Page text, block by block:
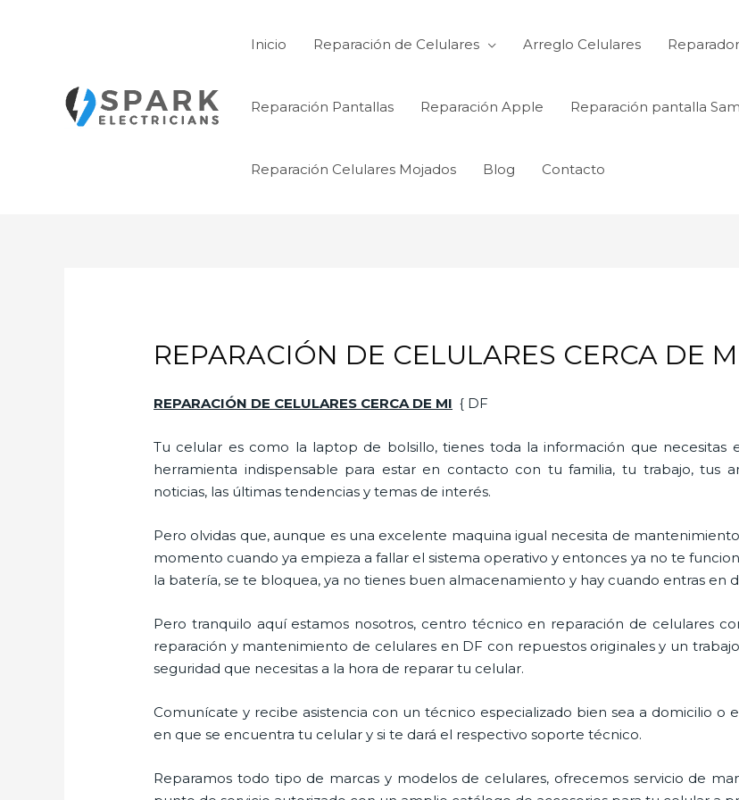
Inicio Reparación de Celulares Arreglo Celulares
Reparación Pantallas Reparación Apple Reparación pantalla
Reparación Celulares Mojados Blog Contacto
REPARACIÓN DE CELULARES CERCA DE
REPARACIÓN DE CELULARES CERCA DE MI { DF
Tu celular es como la laptop de bolsillo, tienes toda la información que
herramienta indispensable para estar en contacto con tu familia, tu trabajo, tus
noticias, las últimas tendencias y temas de interés.
Pero olvidas que, aunque es una excelente maquina igual necesita de
momento cuando ya empieza a fallar el sistema operativo y entonces ya no te
la batería, se te bloquea, ya no tienes buen almacenamiento y hay cuando entras en
Pero tranquilo aquí estamos nosotros, centro técnico en reparación de celulares
reparación y mantenimiento de celulares en DF con repuestos originales y un
seguridad que necesitas a la hora de reparar tu celular.
Comunícate y recibe asistencia con un técnico especializado bien sea a domicilio o
en que se encuentra tu celular y si te dará el respectivo soporte técnico.
Reparamos todo tipo de marcas y modelos de celulares, ofrecemos servicio de